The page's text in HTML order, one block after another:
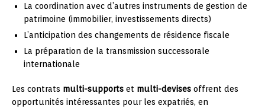
La coordination avec d’autres instruments de gestion de
patrimoine (immobilier, investissements directs)
L’anticipation des changements de résidence fiscale
La préparation de la transmission successorale
internationale
Les contrats multi-supports et multi-devises offrent des
opportunités intéressantes pour les expatriés, en